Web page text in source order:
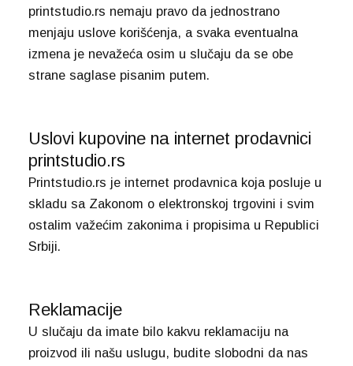
printstudio.rs nemaju pravo da jednostrano
menjaju uslove korišćenja, a svaka eventualna
izmena je nevažeća osim u slučaju da se obe
strane saglase pisanim putem.
Uslovi kupovine na internet prodavnici
printstudio.rs
Printstudio.rs je internet prodavnica koja posluje u
skladu sa Zakonom o elektronskoj trgovini i svim
ostalim važećim zakonima i propisima u Republici
Srbiji.
Reklamacije
U slučaju da imate bilo kakvu reklamaciju na
proizvod ili našu uslugu, budite slobodni da nas